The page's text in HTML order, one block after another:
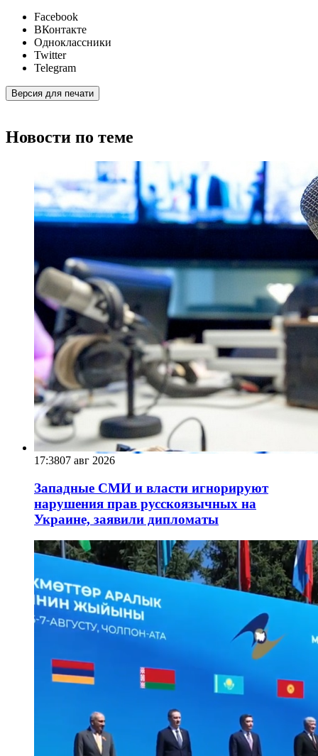
Facebook
ВКонтакте
Одноклассники
Twitter
Telegram
Версия для печати
Новости по теме
17:3807 авг 2026
Западные СМИ и власти игнорируют
нарушения прав русскоязычных на
Украине, заявили дипломаты